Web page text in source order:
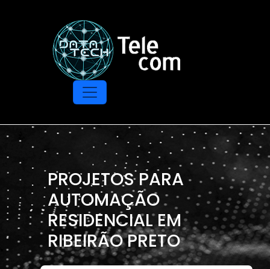
PROJETOS PARA
AUTOMAÇÃO
RESIDENCIAL EM
RIBEIRÃO PRETO